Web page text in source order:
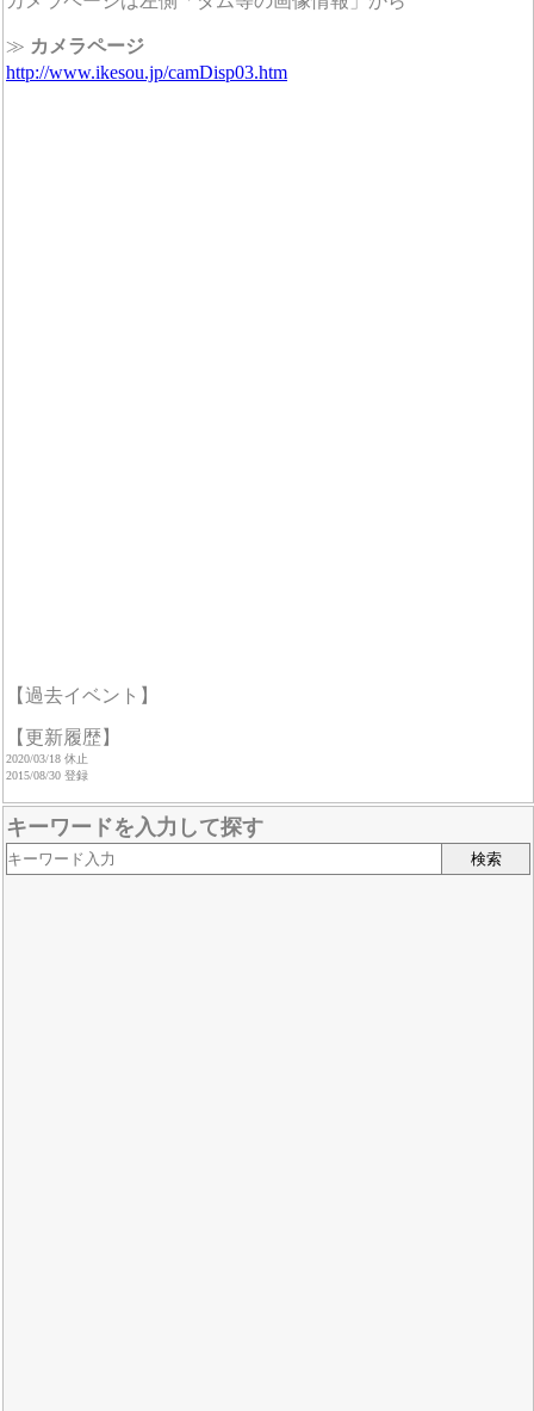
≫ カメラページ
http://www.ikesou.jp/camDisp03.htm
【過去イベント】
【更新履歴】
2020/03/18 休止
2015/08/30 登録
キーワードを入力して探す